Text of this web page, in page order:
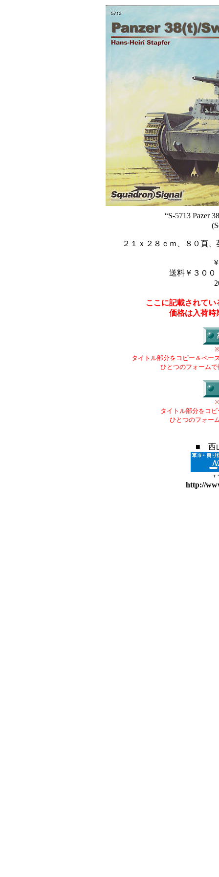
“S-5713 Pazer
２１ｘ２８ｃｍ、８０頁
送料￥３００
ここに記載されて
価格は入荷時
タイトル部分をコピー＆ペー
ひとつのフォーム
タイトル部分をコ
ひとつのフォー
■ 西
+
http://